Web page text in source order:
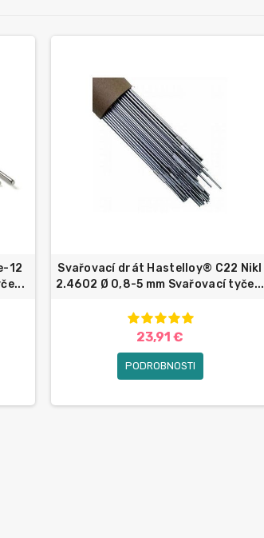
12
Svařovací drát Hastelloy® C22 Nikl
2.4602 Ø 0,8-5 mm Svařovací tyče...
23,91 €
PODROBNOSTI